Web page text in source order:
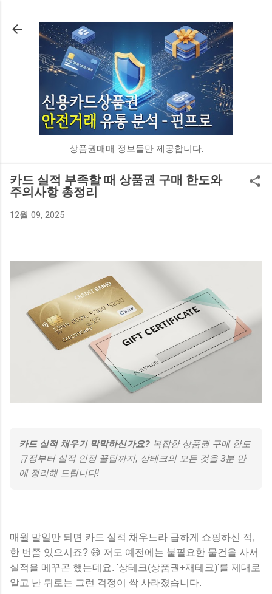
상품권매매 정보들만 제공합니다.
카드 실적 부족할 때 상품권 구매 한도와
주의사항 총정리
12월 09, 2025
카드 실적 채우기 막막하신가요? 복잡한 상품권 구매 한도
규정부터 실적 인정 꿀팁까지, 상테크의 모든 것을 3분 만
에 정리해 드립니다!
매월 말일만 되면 카드 실적 채우느라 급하게 쇼핑하신 적,
한 번쯤 있으시죠? 😅 저도 예전에는 불필요한 물건을 사서
실적을 메꾸곤 했는데요. '상테크(상품권+재테크)'를 제대로
알고 난 뒤로는 그런 걱정이 싹 사라졌습니다.